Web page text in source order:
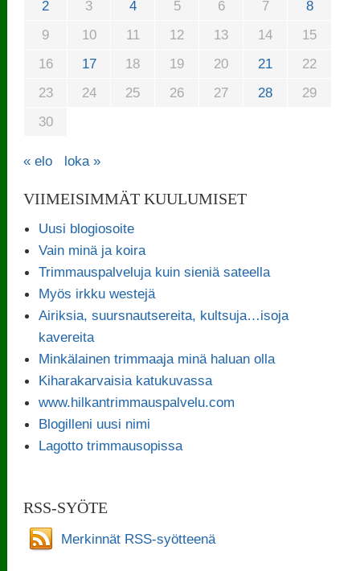
2 3 4 5 6 7
8
9
10 11 12 13 14
15
16
17 18 19 20 21
22
23
24 25 26 27 28
29
30
« elo loka »
VIIMEISIMMÄT KUULUMISET
Uusi blogiosoite
Vain minä ja koira
Trimmauspalveluja kuin sieniä sateella
Myös irkku westejä
Airiksia, suursnautsereita, kultsuja…isoja
kavereita
Minkälainen trimmaaja minä haluan olla
Kiharakarvaisia katukuvassa
www.hilkantrimmauspalvelu.com
Blogilleni uusi nimi
Lagotto trimmausopissa
RSS-SYÖTE
Merkinnät RSS-syötteenä